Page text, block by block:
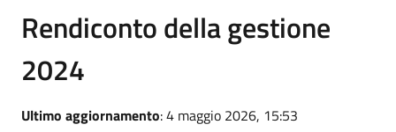
Rendiconto della gestione
2024
Ultimo aggiornamento: 4 maggio 2026, 15:53